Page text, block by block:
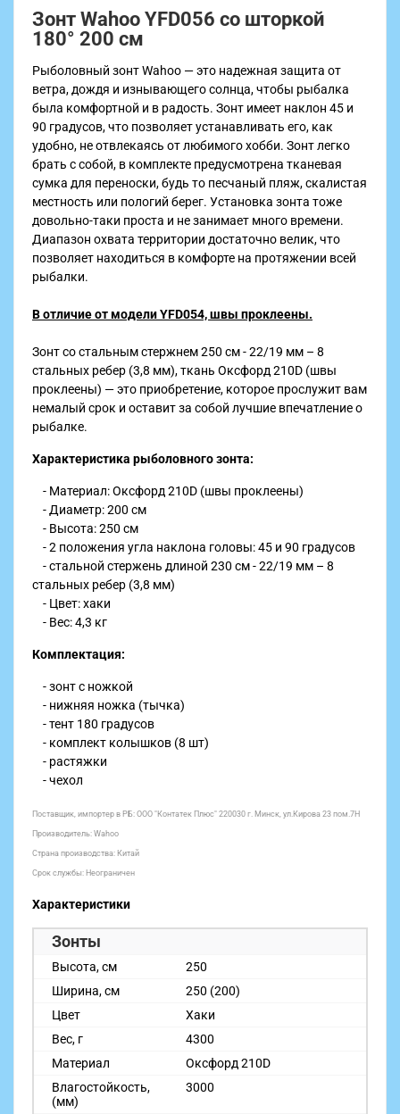
Зонт Wahoo YFD056 со шторкой
180° 200 см
Рыболовный зонт Wahoo — это надежная защита от
ветра, дождя и изнывающего солнца, чтобы рыбалка
была комфортной и в радость. Зонт имеет наклон 45 и
90 градусов, что позволяет устанавливать его, как
удобно, не отвлекаясь от любимого хобби. Зонт легко
брать с собой, в комплекте предусмотрена тканевая
сумка для переноски, будь то песчаный пляж, скалистая
местность или пологий берег. Установка зонта тоже
довольно-таки проста и не занимает много времени.
Диапазон охвата территории достаточно велик, что
позволяет находиться в комфорте на протяжении всей
рыбалки.
В отличие от модели YFD054, швы проклеены.
Зонт со стальным стержнем 250 см - 22/19 мм – 8
стальных ребер (3,8 мм), ткань Оксфорд 210D (швы
проклеены) — это приобретение, которое прослужит вам
немалый срок и оставит за собой лучшие впечатление о
рыбалке.
Характеристика рыболовного зонта:
- Материал: Оксфорд 210D (швы проклеены)
- Диаметр: 200 см
- Высота: 250 см
- 2 положения угла наклона головы: 45 и 90 градусов
- стальной стержень длиной 230 см - 22/19 мм – 8
стальных ребер (3,8 мм)
- Цвет: хаки
- Вес: 4,3 кг
Комплектация:
- зонт с ножкой
- нижняя ножка (тычка)
- тент 180 градусов
- комплект колышков (8 шт)
- растяжки
- чехол
Поставщик, импортер в РБ:ООО "Контатек Плюс" 220030 г. Минск, ул.Кирова 23 пом.7Н
Производитель: Wahoo
Страна производства: Китай
Срок службы: Неограничен
Характеристики
Зонты
Высота, см
250
Ширина, см
250 (200)
Цвет
Хаки
Вес, г
4300
Материал
Оксфорд 210D
Влагостойкость,
(мм)
3000